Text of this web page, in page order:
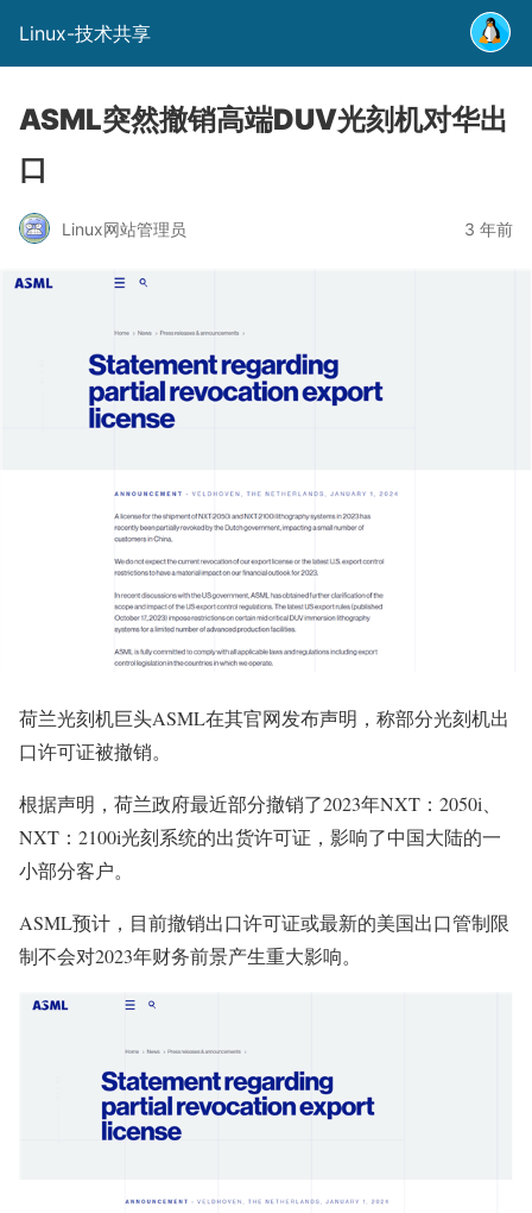
Linux-技术共享
ASML突然撤销高端DUV光刻机对华出
口
Linux网站管理员 3 年前
荷兰光刻机巨头ASML在其官网发布声明，称部分光刻机出
口许可证被撤销。
根据声明，荷兰政府最近部分撤销了2023年NXT：2050i、
NXT：2100i光刻系统的出货许可证，影响了中国大陆的一
小部分客户。
ASML预计，目前撤销出口许可证或最新的美国出口管制限
制不会对2023年财务前景产生重大影响。